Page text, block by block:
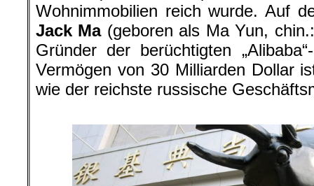
Wohnimmobilien reich wurde. Auf
Jack Ma(geboren als Ma Yun,
Gründer der berüchtigten
Vermögen von 30 Milliarden Dollar
wie der reichste russische